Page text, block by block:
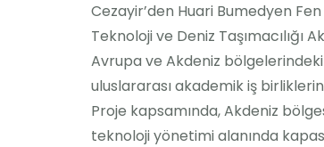
Cezayir’den Huari Bumedyen
Teknoloji ve Deniz
Avrupa ve Akdeniz bölgelerindeki
uluslararası akademik iş
Proje kapsamında, Akdeniz
teknoloji yönetimi alanında